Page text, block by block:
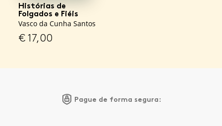
Histórias de
Folgados e Fiéis
Vasco da Cunha Santos
€17,00
Pague de forma segura: